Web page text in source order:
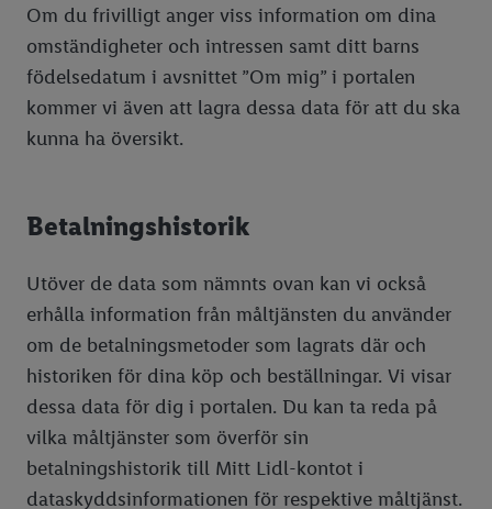
Om du frivilligt anger viss information om dina
omständigheter och intressen samt ditt barns
födelsedatum i avsnittet ”Om mig” i portalen
kommer vi även att lagra dessa data för att du ska
kunna ha översikt.
Betalningshistorik
Utöver de data som nämnts ovan kan vi också
erhålla information från måltjänsten du använder
om de betalningsmetoder som lagrats där och
historiken för dina köp och beställningar. Vi visar
dessa data för dig i portalen. Du kan ta reda på
vilka måltjänster som överför sin
betalningshistorik till Mitt Lidl-kontot i
dataskyddsinformationen för respektive måltjänst.